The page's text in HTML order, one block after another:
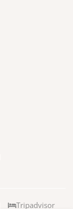
Tripadvisor